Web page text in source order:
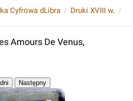
Cyfrowa dLibra Druki XVIII w.
Amours De Venus,